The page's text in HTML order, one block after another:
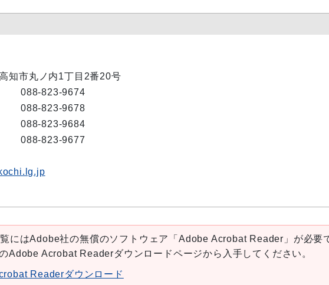
知市丸ノ内1丁目2番20号
088-823-9674
088-823-9678
088-823-9684
088-823-9677
にはAdobe社の無償のソフトウェア「Adobe Acrobat Reader」が必要
Adobe Acrobat Readerダウンロードページから入手してください。
Readerダウンロード